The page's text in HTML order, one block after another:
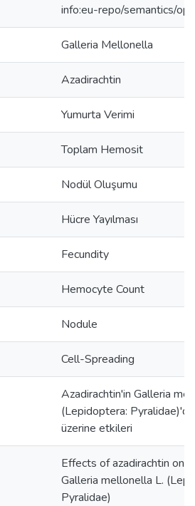
info:eu-repo/semantics/
Galleria Mellonella
Azadirachtin
Yumurta Verimi
Toplam Hemosit
Nodül Oluşumu
Hücre Yayılması
Fecundity
Hemocyte Count
Nodule
Cell-Spreading
Azadirachtin'in Galleria
(Lepidoptera:
üzerine etkileri
Effects of azadirachtin on
Galleria mellonella L.
Pyralidae)